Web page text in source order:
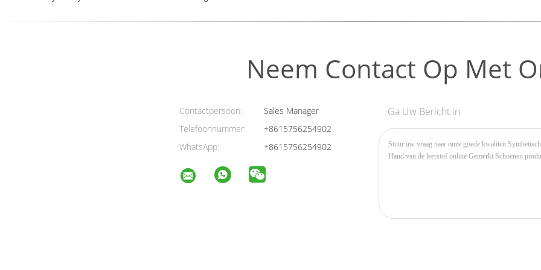
Neem Contact Op Met
Contactpersoon:
Sales Manager
Telefoonnummer:
+8615756254902
WhatsApp:
+8615756254902
Ga Uw Bericht in